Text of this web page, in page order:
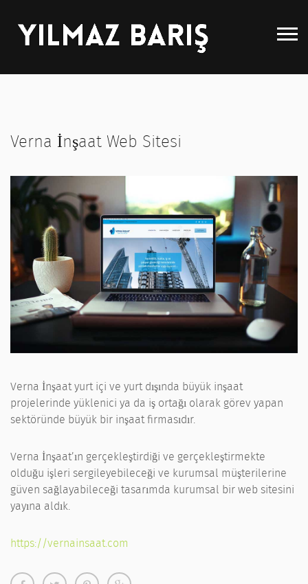
Hizmetler
Portfolyö
Blog
Referanslar
İletişim
Verna İnşaat Web Sitesi
Verna İnşaat yurt içi ve yurt dışında büyük inşaat
projelerinde yüklenici ya da iş ortağı olarak görev yapan
sektöründe büyük bir inşaat firmasıdır.
Verna İnşaat’ın gerçekleştirdiği ve gerçekleştirmekte
olduğu işleri sergileyebileceği ve kurumsal müşterilerine
güven sağlayabileceği tasarımda kurumsal bir web sitesini
yayına aldık.
https://vernainsaat.com